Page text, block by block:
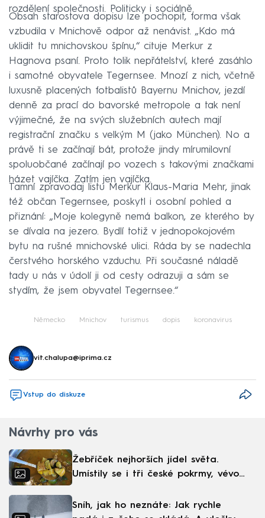
rozdělení společnosti. Politicky i sociálně.
Obsah starostova dopisu lze pochopit, forma však
vzbudila v Mnichově odpor až nenávist. „Kdo má
uklidit tu mnichovskou špínu,“ cituje Merkur z
Hagnova psaní. Proto tolik nepřátelství, které zasáhlo
i samotné obyvatele Tegernsee. Mnozí z nich, včetně
luxusně placených fotbalistů Bayernu Mnichov, jezdí
denně za prací do bavorské metropole a tak není
výjimečné, že na svých služebních autech mají
registrační značku s velkým M (jako München). No a
právě ti se začínají bát, protože jindy mírumilovní
spoluobčané začínají po vozech s takovými značkami
házet vajíčka. Zatím jen vajíčka.
Tamní zpravodaj listu Merkur Klaus-Maria Mehr, jinak
též občan Tegernsee, poskytl i osobní pohled a
přiznání: „Moje kolegyně nemá balkon, ze kterého by
se dívala na jezero. Bydlí totiž v jednopokojovém
bytu na rušné mnichovské ulici. Ráda by se nadechla
čerstvého horského vzduchu. Při současné náladě
tady u nás v údolí ji od cesty odrazuji a sám se
stydím, že jsem obyvatel Tegernsee.“
Německo Mnichov turismus dopis koronavirus
vit.chalupa@iprima.cz
Vstup do diskuze
Návrhy pro vás
Žebříček nejhorších jídel světa.
Umístily se i tři české pokrmy, vévodí
Sníh, jak ho neznáte: Jak rychle